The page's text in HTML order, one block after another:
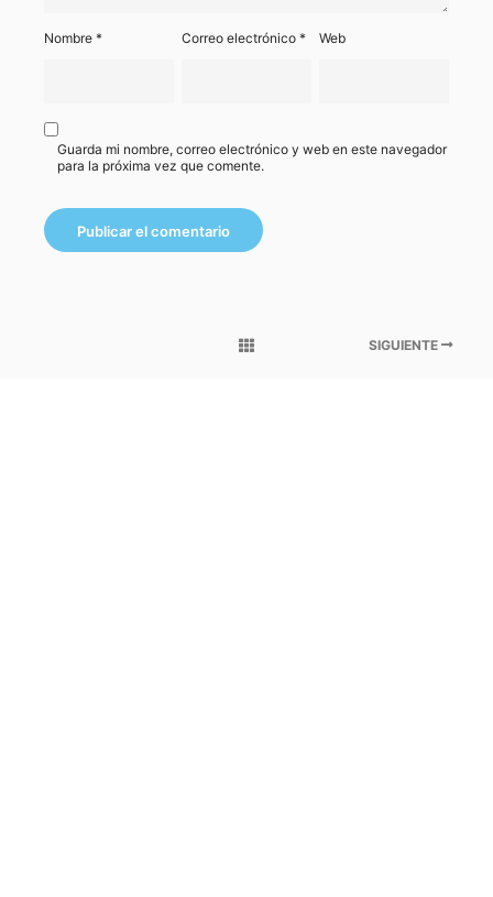
Nombre * Correo electrónico* Web
Guarda mi nombre, correo electrónico y web en este navegador
para la próxima vez que comente.
SIGUIENTE